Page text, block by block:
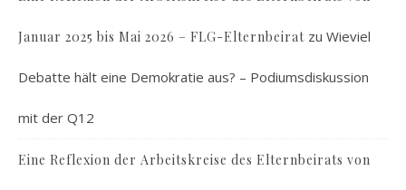
Januar 2025 bis Mai 2026 – FLG-Elternbeirat zu Wieviel
Debatte hält eine Demokratie aus? – Podiumsdiskussion
mit der Q12
Eine Reflexion der Arbeitskreise des Elternbeirats von